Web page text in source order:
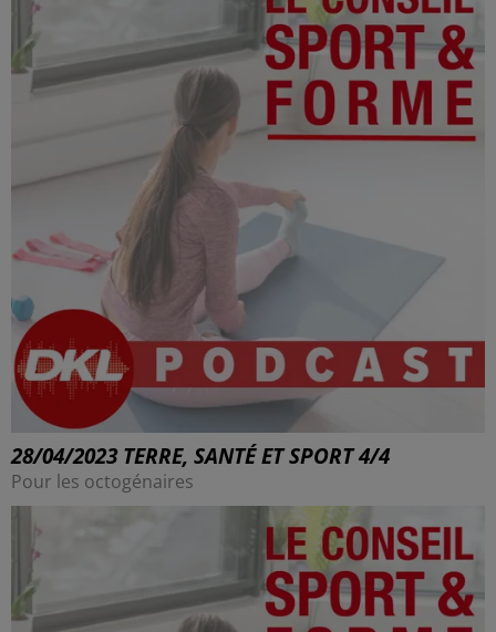
28/04/2023 TERRE, SANTÉ ET SPORT 4/4
Pour les octogénaires